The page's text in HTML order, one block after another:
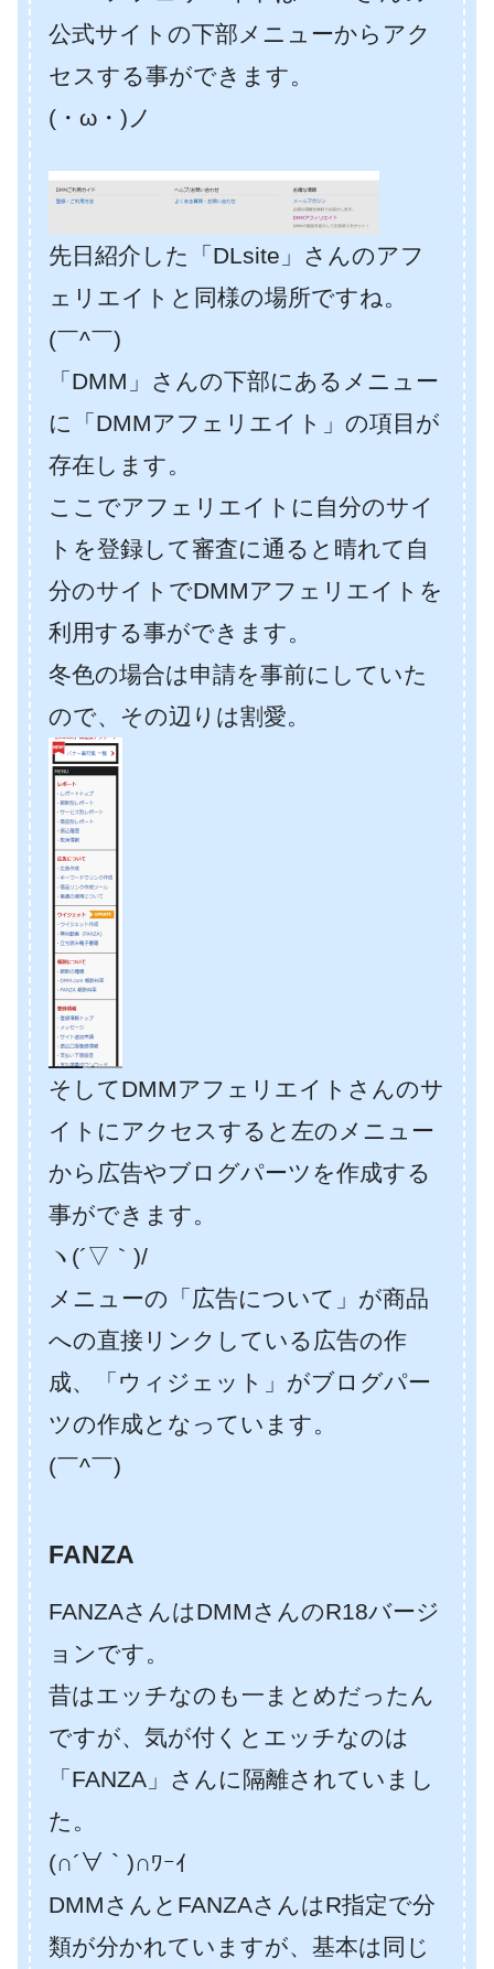
公式サイトの下部メニューからアク
セスする事ができます。
(・ω・)ノ
先日紹介した「DLsite」さんのアフ
ェリエイトと同様の場所ですね。
(￣^￣)ゞ
「DMM」さんの下部にあるメニュー
に「DMMアフェリエイト」の項目が
存在します。
ここでアフェリエイトに自分のサイ
トを登録して審査に通ると晴れて自
分のサイトでDMMアフェリエイトを
利用する事ができます。
冬色の場合は申請を事前にしていた
ので、その辺りは割愛。
そしてDMMアフェリエイトさんのサ
イトにアクセスすると左のメニュー
から広告やブログパーツを作成する
事ができます。
ヽ(´▽｀)/
メニューの「広告について」が商品
への直接リンクしている広告の作
成、「ウィジェット」がブログパー
ツの作成となっています。
(￣^￣)ゞ
FANZA
FANZAさんはDMMさんのR18バージ
ョンです。
昔はエッチなのも一まとめだったん
ですが、気が付くとエッチなのは
「FANZA」さんに隔離されていまし
た。
(∩´∀｀)∩ﾜｰｲ
DMMさんとFANZAさんはR指定で分
類が分かれていますが、基本は同じ